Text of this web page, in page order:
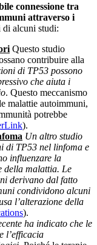
connessione tra
attraverso i
di alcuni studi:
Questo studio
contribuire alla
di TP53 possono
che aiuta i
. Questo meccanismo
malattie autoimmuni,
potrebbe
)​.
Un altro studio
di TP53 nel linfoma e
influenzare la
della malattia. Le
derivano dal fatto
condividono alcuni
l’alterazione della
)​.
ha indicato che le
l’efficacia